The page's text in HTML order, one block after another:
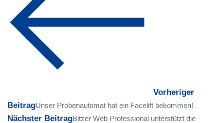
Vorheriger
BeitragUnser Probenautomat hat ein Facelift bekommen!
Nächster BeitragBitzer Web Professional unterstützt die